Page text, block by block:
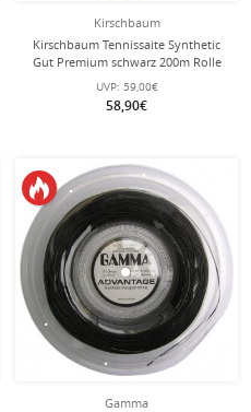
Kirschbaum
Kirschbaum Tennissaite Synthetic
Gut Premium schwarz 200m Rolle
UVP: 59,00€
58,90€
Gamma